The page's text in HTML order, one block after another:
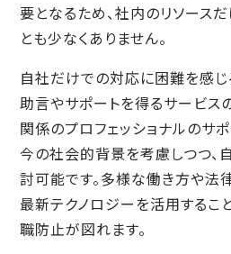
要となるため、社内のリソース
とも少なくありません。
自社だけでの対応に困難を感
助言やサポートを得るサービス
関係のプロフェッショナルのサ
今の社会的背景を考慮しつつ、
討可能です。多様な働き方や法
最新テクノロジーを活用するこ
職防止が図れます。